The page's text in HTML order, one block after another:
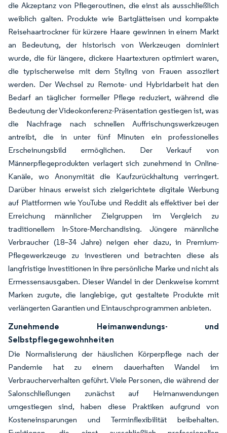
die Akzeptanz von Pflegeroutinen, die einst als ausschließlich
weiblich galten. Produkte wie Bartglätteisen und kompakte
Reisehaartrockner für kürzere Haare gewinnen in einem Markt
an Bedeutung, der historisch von Werkzeugen dominiert
wurde, die für längere, dickere Haartexturen optimiert waren,
die typischerweise mit dem Styling von Frauen assoziiert
werden. Der Wechsel zu Remote- und Hybridarbeit hat den
Bedarf an täglicher formeller Pflege reduziert, während die
Bedeutung der Videokonferenz-Präsentation gestiegen ist, was
die Nachfrage nach schnellen Auffrischungswerkzeugen
antreibt, die in unter fünf Minuten ein professionelles
Erscheinungsbild ermöglichen. Der Verkauf von
Männerpflegeprodukten verlagert sich zunehmend in Online-
Kanäle, wo Anonymität die Kaufzurückhaltung verringert.
Darüber hinaus erweist sich zielgerichtete digitale Werbung
auf Plattformen wie YouTube und Reddit als effektiver bei der
Erreichung männlicher Zielgruppen im Vergleich zu
traditionellem In-Store-Merchandising. Jüngere männliche
Verbraucher (18–34 Jahre) neigen eher dazu, in Premium-
Pflegewerkzeuge zu investieren und betrachten diese als
langfristige Investitionen in ihre persönliche Marke und nicht als
Ermessensausgaben. Dieser Wandel in der Denkweise kommt
Marken zugute, die langlebige, gut gestaltete Produkte mit
verlängerten Garantien und Eintauschprogrammen anbieten.
Zunehmende Heimanwendungs- und
Selbstpflegegewohnheiten
Die Normalisierung der häuslichen Körperpflege nach der
Pandemie hat zu einem dauerhaften Wandel im
Verbraucherverhalten geführt. Viele Personen, die während der
Salonschließungen zunächst auf Heimanwendungen
umgestiegen sind, haben diese Praktiken aufgrund von
Kosteneinsparungen und Terminflexibilität beibehalten.